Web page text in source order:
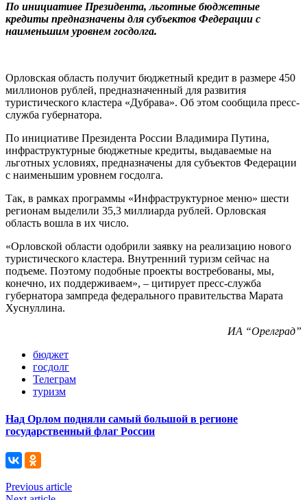
По инициативе Президента, льготные бюджетные
кредиты предназначены для субъектов Федерации с
наименьшим уровнем госдолга.
Орловская область получит бюджетный кредит в размере 450
миллионов рублей, предназначенный для развития
туристического кластера «Дубрава». Об этом сообщила пресс-
служба губернатора.
По инициативе Президента России Владимира Путина,
инфраструктурные бюджетные кредиты, выдаваемые на
льготных условиях, предназначены для субъектов Федерации
с наименьшим уровнем госдолга.
Так, в рамках программы «Инфраструктурное меню» шести
регионам выделили 35,3 миллиарда рублей. Орловская
область вошла в их число.
«Орловской области одобрили заявку на реализацию нового
туристического кластера. Внутренний туризм сейчас на
подъеме. Поэтому подобные проекты востребованы, мы,
конечно, их поддерживаем», – цитирует пресс-служба
губернатора зампреда федерального правительства Марата
Хуснуллина.
ИА “Орелград”
бюджет
госдолг
Телеграм
туризм
Над Орлом подняли самый большой в регионе
государственный флаг России
Previous article